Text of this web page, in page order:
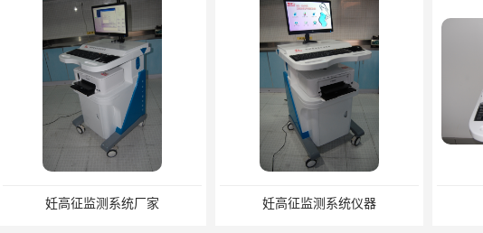
妊高征监测系统仪器 妊高症监测系统